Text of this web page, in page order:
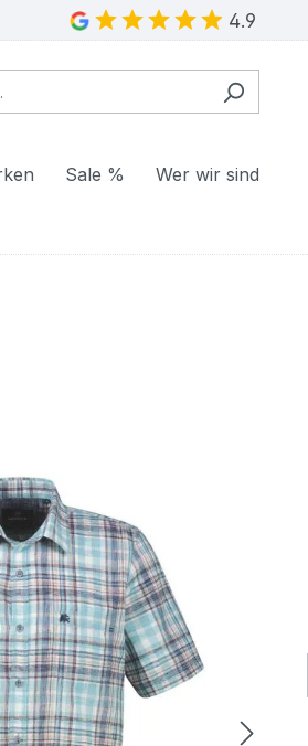
4.9
Sale % Wer wir sind